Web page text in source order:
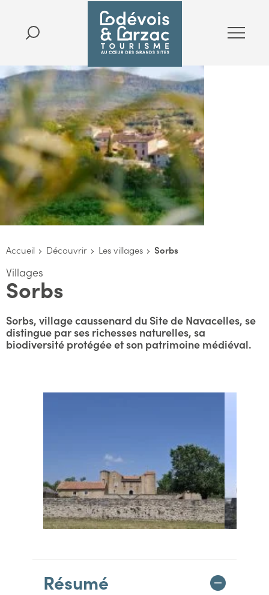
Accueil Découvrir Les villages Sorbs
Villages
Sorbs
Sorbs, village caussenard du Site de Navacelles, se
distingue par ses richesses naturelles, sa
biodiversité protégée et son patrimoine médiéval.
Résumé